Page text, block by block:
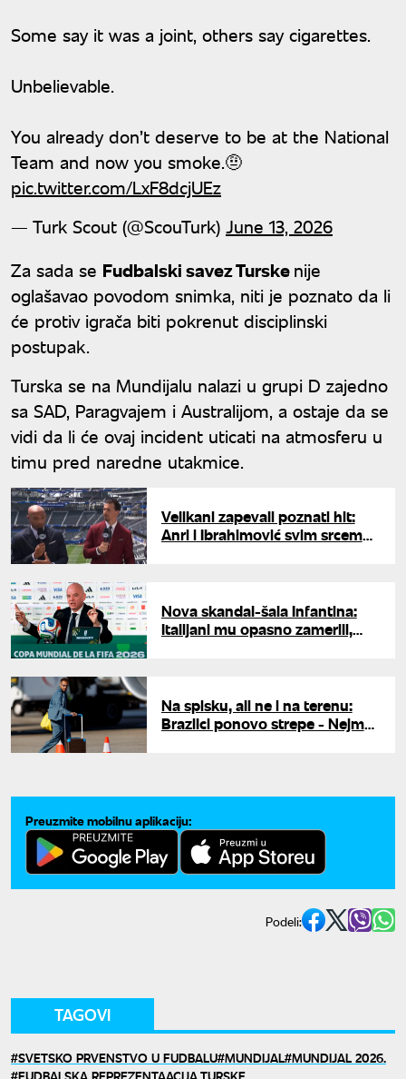
Some say it was a joint, others say cigarettes.
Unbelievable.
You already don’t deserve to be at the National
Team and now you smoke.🤨
pic.twitter.com/LxF8dcjUEz
— Turk Scout (@ScouTurk) June 13, 2026
Za sada se Fudbalski savez Turskenije
oglašavao povodom snimka, niti je poznato da li
će protiv igrača biti pokrenut disciplinski
postupak.
Turska se na Mundijalu nalazi u grupi D zajedno
sa SAD, Paragvajem i Australijom, a ostaje da se
vidi da li će ovaj incident uticati na atmosferu u
timu pred naredne utakmice.
Velikani zapevali poznati hit:
Anri i Ibrahimović svim srcem
Nova skandal-šala Infantina:
Italijani mu opasno zamerili,
Na spisku, ali ne i na terenu:
Brazilci ponovo strepe - Nejmar
Preuzmite mobilnu aplikaciju:
Podeli:
TAGOVI
SVETSKO PRVENSTVO U FUDBALU MUNDIJAL MUNDIJAL 2026.
FUDBALSKA REPREZENTAACIJA TURSKE